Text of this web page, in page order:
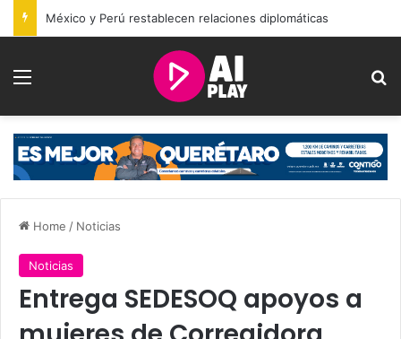
México y Perú restablecen relaciones diplomáticas
Menu
Home / Noticias
Noticias
Entrega SEDESOQ apoyos a